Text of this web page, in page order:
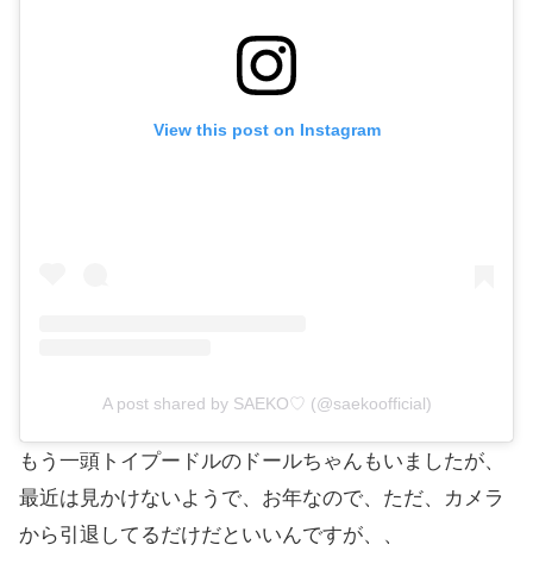
View this post on Instagram
A post shared by SAEKO♡ (@saekoofficial)
もう一頭トイプードルのドールちゃんもいましたが、
最近は見かけないようで、お年なので、ただ、カメラ
から引退してるだけだといいんですが、、